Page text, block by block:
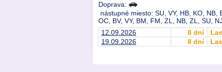
Doprava:
nástupné miesto: SU, VY, HB, KO, NB,
OC, BV, VY, BM, FM, ZL, NB, ZL, SU,
12.09.2026
8 dní
19.09.2026
8 dní